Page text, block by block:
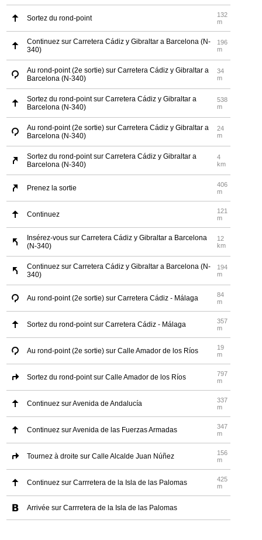
Sortez du rond-point
132
m
Continuez sur Carretera Cádiz y Gibraltar a Barcelona (N-
340)
196
m
Au rond-point (2e sortie) sur Carretera Cádiz y Gibraltar a
Barcelona (N-340)
34
m
Sortez du rond-point sur Carretera Cádiz y Gibraltar a
Barcelona (N-340)
538
m
Au rond-point (2e sortie) sur Carretera Cádiz y Gibraltar a
Barcelona (N-340)
24
m
Sortez du rond-point sur Carretera Cádiz y Gibraltar a
Barcelona (N-340)
4
km
Prenez la sortie
406
m
Continuez
121
m
Insérez-vous sur Carretera Cádiz y Gibraltar a Barcelona
(N-340)
12
km
Continuez sur Carretera Cádiz y Gibraltar a Barcelona (N-
340)
194
m
Au rond-point (2e sortie) sur Carretera Cádiz - Málaga
84
m
Sortez du rond-point sur Carretera Cádiz - Málaga
357
m
Au rond-point (2e sortie) sur Calle Amador de los Ríos
19
m
Sortez du rond-point sur Calle Amador de los Ríos
797
m
Continuez sur Avenida de Andalucía
337
m
Continuez sur Avenida de las Fuerzas Armadas
347
m
Tournez à droite sur Calle Alcalde Juan Núñez
156
m
Continuez sur Carrretera de la Isla de las Palomas
425
m
Arrivée sur Carrretera de la Isla de las Palomas